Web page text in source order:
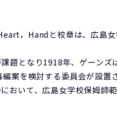
，Handと校章は、広島女
となり1918年、ゲーンズ
案を検討する委員会が設置
おいて、広島女学校保姆